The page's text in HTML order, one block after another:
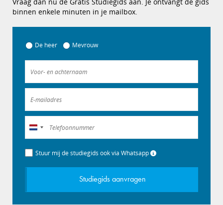
binnen enkele minuten in je mailbox.
De heer Mevrouw
Nederland
+31
Stuur mij de studiegids ook via Whatsapp
Studiegids aanvragen